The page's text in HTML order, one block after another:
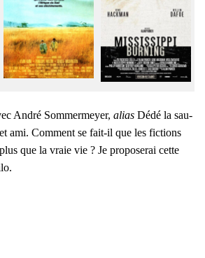
André Som­mer­meyer, alias Dédé la sau­
ami. Com­ment se fait-il que les fic­tions
que la vraie vie ? Je pro­po­se­rai cette